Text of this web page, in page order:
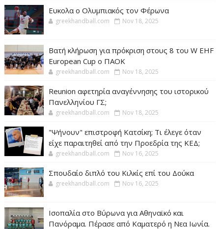
Ευκολα ο Ολυμπιακός τον Φέρωνα
greekhandball.com Nov 18, 2025
Βατή κλήρωση για πρόκριση στους 8 του W EHF
European Cup ο ΠΑΟΚ
greekhandball.com Nov 18, 2025
Reunion αφετηρία αναγέννησης του ιστορικού
Πανελληνίου ΓΣ;
greekhandball.com Nov 18, 2025
"Ψήνουν" επιστροφή Κατσίκη; Τι έλεγε όταν
είχε παραιτηθεί από την Προεδρία της ΚΕΔ;
greekhandball.com Nov 16, 2025
Σπουδαίο διπλό του Κιλκίς επί του Δούκα
greekhandball.com Nov 16, 2025
Ισοπαλία στο Βύρωνα για Αθηναϊκό και
Πανόραμα. Πέρασε από Καματερό η Νεα Ιωνία.